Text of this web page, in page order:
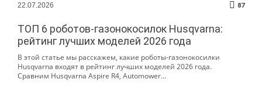
22.07.2026 87
ТОП 6 роботов-газонокосилок Husqvarna:
рейтинг лучших моделей 2026 года
В этой статье мы расскажем, какие роботы-газонокосилки
Husqvarna входят в рейтинг лучших моделей 2026 года.
Сравним Husqvarna Aspire R4, Automower...